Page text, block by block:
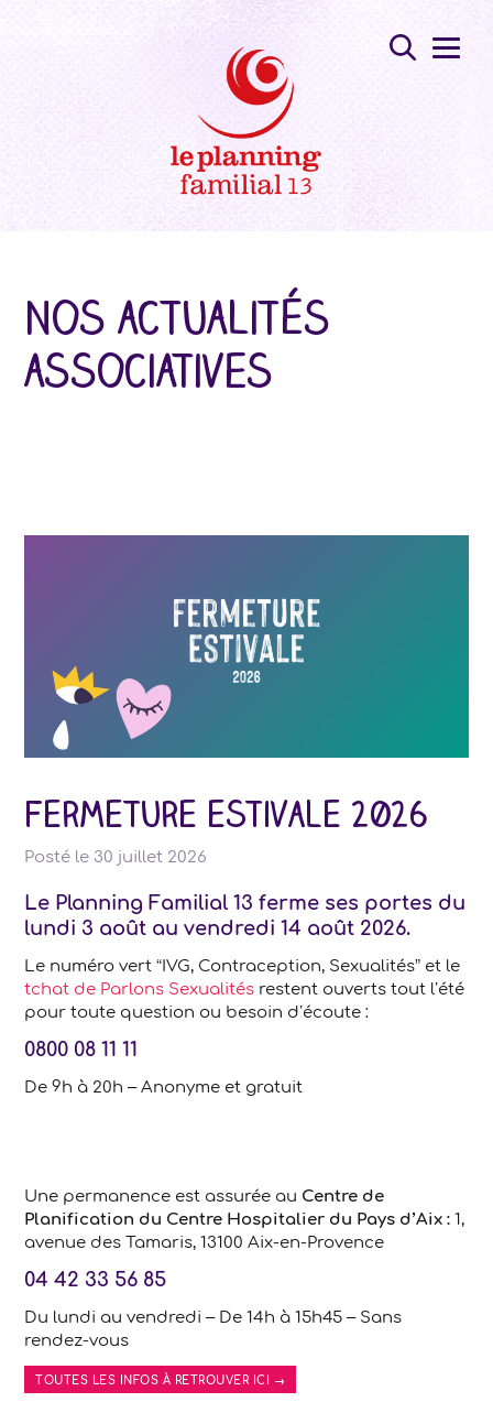
Nos actualités
associatives
Fermeture estivale 2026
Posté le 30 juillet 2026
Le Planning Familial 13 ferme ses portes du
lundi 3 août au vendredi 14 août 2026.
Le numéro vert “IVG, Contraception, Sexualités” et le
tchat de Parlons Sexualités restent ouverts tout l’été
pour toute question ou besoin d’écoute :
0800 08 11 11
De 9h à 20h – Anonyme et gratuit
Une permanence est assurée au Centre de
Planification du Centre Hospitalier du Pays d’Aix :1,
avenue des Tamaris, 13100 Aix-en-Provence
04 42 33 56 85
Du lundi au vendredi – De 14h à 15h45 – Sans
rendez-vous
TOUTES LES INFOS À RETROUVER ICI →